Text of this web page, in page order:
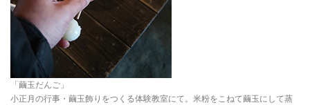
「繭玉だんご」
小正月の行事・繭玉飾りをつくる体験教室にて。米粉をこねて繭玉にして蒸